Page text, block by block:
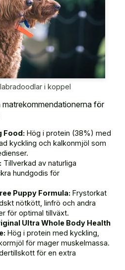
i koppel
matrekommendationerna för
Food: Hög i protein (38%) med
kyckling och kalkonmjöl som
Tillverkad av naturliga
hundgodis för
Puppy Formula: Frystorkat
nötkött, linfrö och andra
för optimal tillväxt.
Ultra Whole Body Health
Hög i protein med kyckling,
för mager muskelmassa.
för en extra